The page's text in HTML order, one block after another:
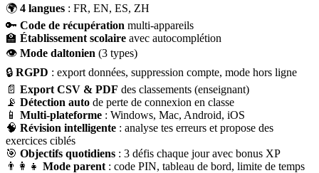
🌍 4 langues : FR, EN, ES, ZH
🔑 Code de récupération multi-appareils
🏫 Établissement scolaire avec autocomplétion
👁 Mode daltonien (3 types)
🔒 RGPD : export données, suppression compte, mode hors ligne
📄 Export CSV & PDF des classements (enseignant)
📡 Détection auto de perte de connexion en classe
📱 Multi-plateforme : Windows, Mac, Android, iOS
🧠 Révision intelligente : analyse tes erreurs et propose des
exercices ciblés
🎯 Objectifs quotidiens : 3 défis chaque jour avec bonus XP
👨‍👩‍👧 Mode parent : code PIN, tableau de bord, limite de temps